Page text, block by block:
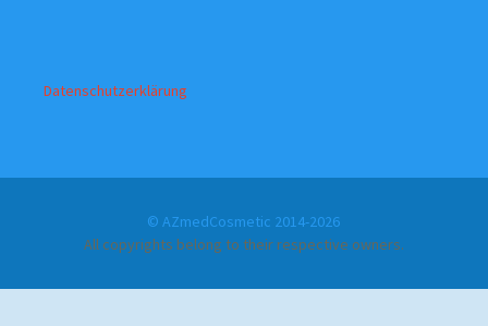
Datenschutzerklärung
© AZmedCosmetic 2014-2026
All copyrights belong to their respective owners.